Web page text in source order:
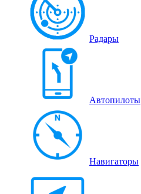
Радары
Автопилоты
Навигаторы